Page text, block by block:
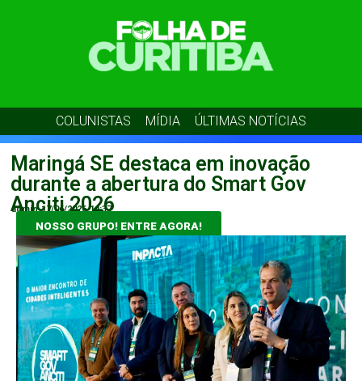
COLUNISTAS MÍDIA ÚLTIMAS NOTÍCIAS
Maringá SE destaca em inovação
durante a abertura do Smart Gov
Anciti 2026
admin 17/06/2026 14:37
NOSSO GRUPO! ENTRE AGORA!